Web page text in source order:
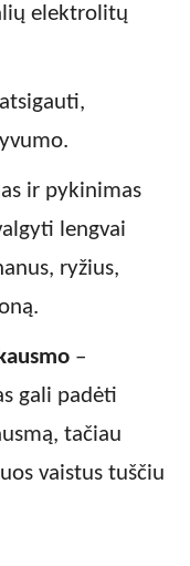
elektrolitų
ir pykinimas
lengvai
ryžius,
–
gali padėti
tačiau
vaistus tuščiu